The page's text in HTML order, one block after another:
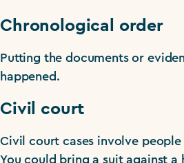
Chronological order
Putting the documents or
happened.
Civil court
Civil court cases involve
You could bring a suit against a